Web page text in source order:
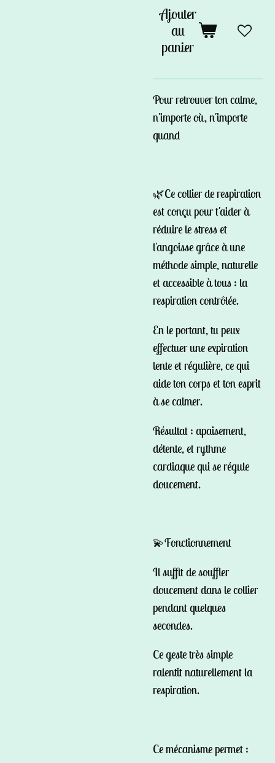
Ajouter
au
panier
Pour retrouver ton calme,
n'importe où, n'importe
quand
🌿Ce collier de respiration
est conçu pour t'aider à
réduire le stress et
l'angoisse grâce à une
méthode simple, naturelle
et accessible à tous : la
respiration contrôlée.
En le portant, tu peux
effectuer une expiration
lente et régulière, ce qui
aide ton corps et ton esprit
à se calmer.
Résultat : apaisement,
détente, et rythme
cardiaque qui se régule
doucement.
💫Fonctionnement
Il suffit de souffler
doucement dans le collier
pendant quelques
secondes.
Ce geste très simple
ralentit naturellement la
respiration.
Ce mécanisme permet :